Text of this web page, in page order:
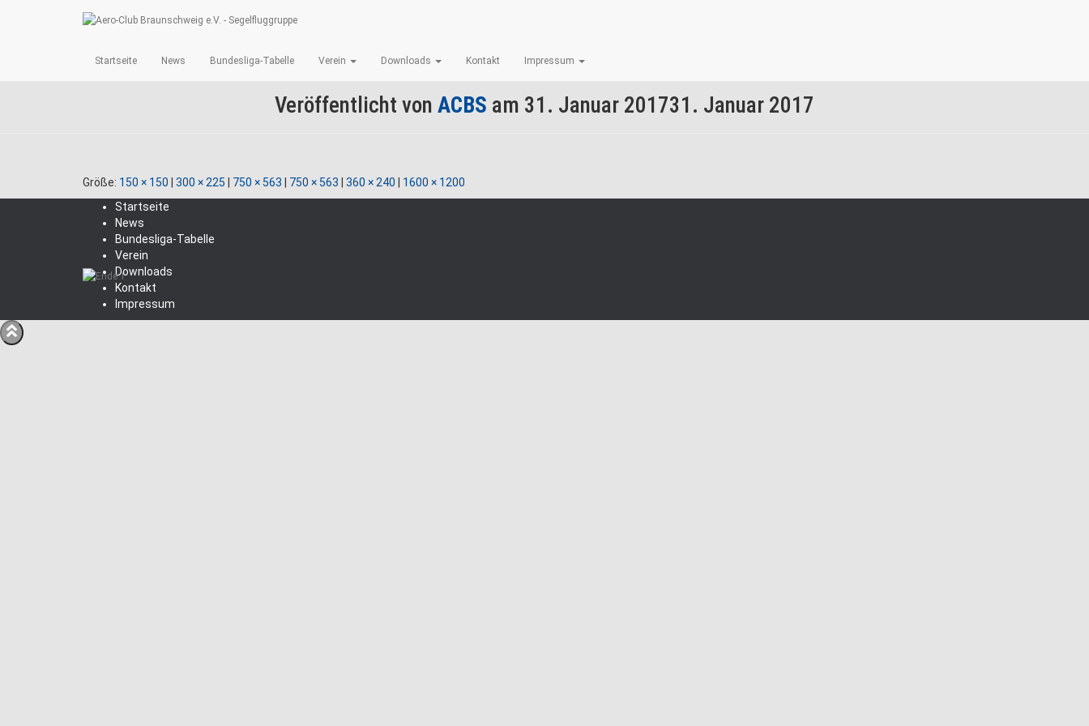
Startseite News Bundesliga-Tabelle Verein Downloads Kontakt Impressum
Ende 1
Veröffentlicht von ACBS am 31. Januar 201731. Januar 2017
Größe: 150 × 150 300 × 225 750 × 563 750 × 563 360 × 240
1600 × 1200
Startseite
News
Bundesliga-Tabelle
Verein
Downloads
Kontakt
Impressum